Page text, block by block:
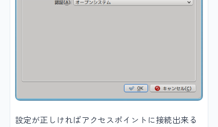
設定が正しければアクセスポイントに接続出来る